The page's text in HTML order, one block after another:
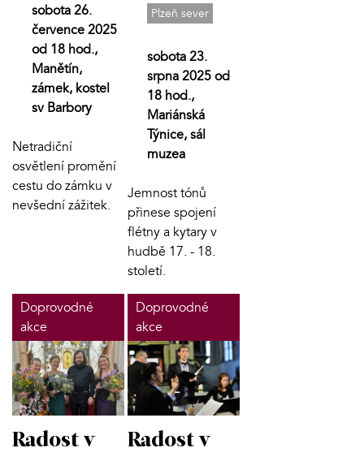
sobota 26.
července 2025
od 18 hod.,
Manětín,
zámek, kostel
sv Barbory
Netradiční
osvětlení promění
cestu do zámku v
nevšední zážitek.
Plzeň sever
sobota 23.
srpna 2025 od
18 hod.,
Mariánská
Týnice, sál
muzea
Jemnost tónů
přinese spojení
flétny a kytary v
hudbě 17. - 18.
století.
Doprovodné
akce
Radost v
Doprovodné
akce
Radost v